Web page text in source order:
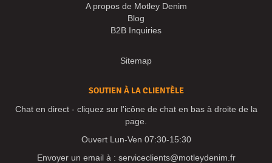
A propos de Motley Denim
Blog
B2B Inquiries
Sitemap
SOUTIEN À LA CLIENTÈLE
Chat en direct - cliquez sur l'icône de chat en bas à droite de la
page.
Ouvert Lun-Ven 07:30-15:30
Envoyer un email à : serviceclients@motleydenim.fr